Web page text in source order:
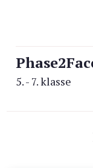
5. - 7. klasse